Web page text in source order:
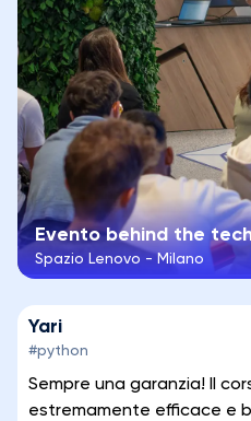
Evento behind the
Spazio Lenovo - Milano
Yari
#python
Sempre una garanzia! Il
estremamente efficace e